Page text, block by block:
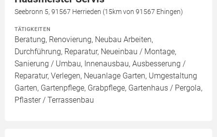
Seebronn 5, 91567 Herrieden (15km von 91567 Ehingen)
TÄTIGKEITEN
Beratung, Renovierung, Neubau Arbeiten,
Durchführung, Reparatur, Neueinbau / Montage,
Sanierung / Umbau, Innenausbau, Ausbesserung /
Reparatur, Verlegen, Neuanlage Garten, Umgestaltung
Garten, Gartenpflege, Grabpflege, Gartenhaus / Pergola,
Pflaster / Terrassenbau